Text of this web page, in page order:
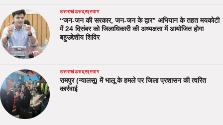
उत्तराखंडरुद्रप्रयाग
“जन-जन की सरकार, जन-जन के द्वार” अभियान के तहत मयकोटी
में 24 दिसंबर को जिलाधिकारी की अध्यक्षता में आयोजित होगा
बहुउद्देशीय शिविर
उत्तराखंडरुद्रप्रयाग
रामपुर (न्यालसू) में भालू के हमले पर जिला प्रशासन की त्वरित
कार्रवाई